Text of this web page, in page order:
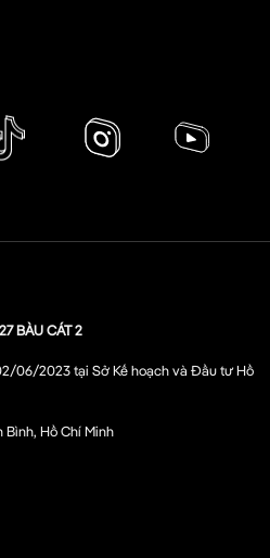
BÀU CÁT 2
06/2023 tại Sở Kế hoạch và Đầu tư Hồ
Bình, Hồ Chí Minh